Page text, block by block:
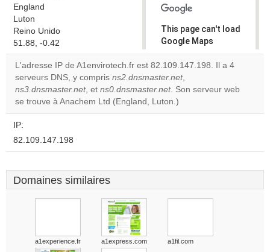
England
Luton
Reino Unido
51.88, -0.42
This page can't load
Google Maps
correctly.
Do you
own this
website?
OK
L'adresse IP de A1envirotech.fr est 82.109.147.198. Il a 4
serveurs DNS, y compris ns2.dnsmaster.net,
ns3.dnsmaster.net, et ns0.dnsmaster.net. Son serveur web
se trouve à Anachem Ltd (England, Luton.)
IP:
82.109.147.198
Domaines similaires
a1experience.fr a1express.com a1fil.com